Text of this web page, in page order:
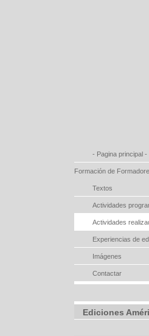
- Pagina principal -
Formación de
Textos
Actividades
Actividades
Experiencias de
Imágenes
Contactar
Ediciones